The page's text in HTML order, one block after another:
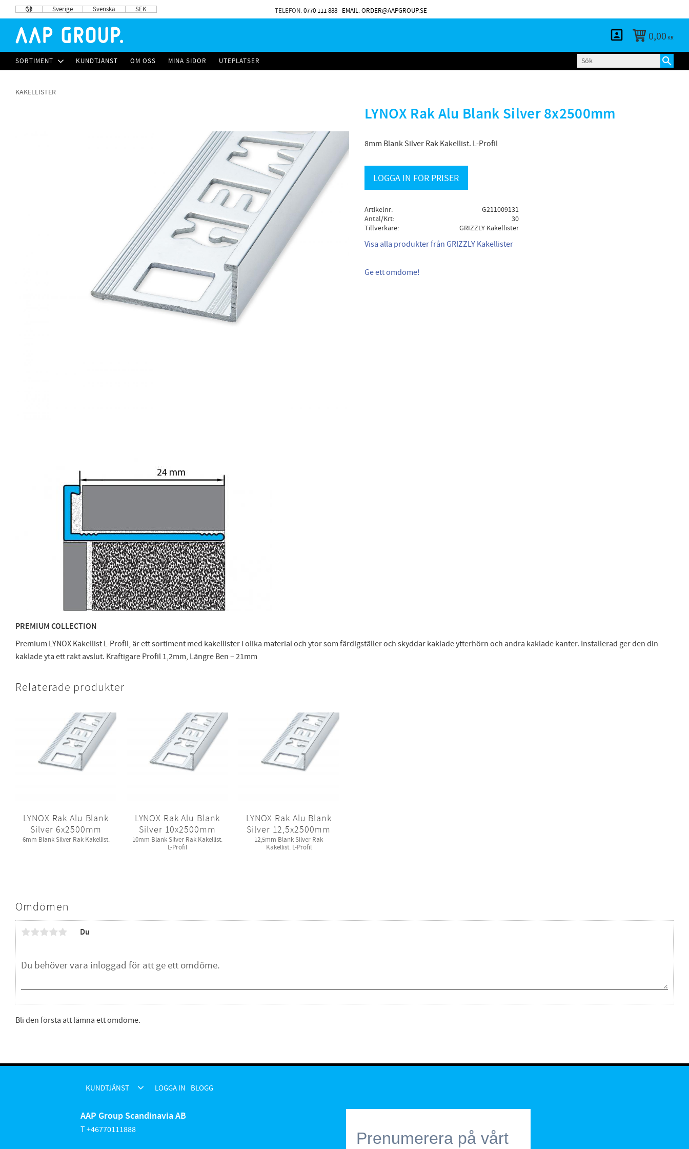
Sverige Svenska SEK TELEFON:0770 111 888 EMAIL: ORDER@AAPGROUP.SE
0,00 KR
SORTIMENT KUNDTJÄNST OM OSS MINA SIDOR UTEPLATSER
KAKELLISTER
LYNOX Rak Alu Blank Silver 8x2500mm
8mm Blank Silver Rak Kakellist. L-Profil
LOGGA IN FÖR PRISER
Artikelnr
G211009131
Antal/Krt
30
Tillverkare
GRIZZLY Kakellister
Visa alla produkter från GRIZZLY Kakellister
Ge ett omdöme!
PREMIUM COLLECTION
Premium LYNOX Kakellist L-Profil, är ett sortiment med kakellister i olika material och ytor som färdigställer och skyddar kaklade ytterhörn och andra kaklade kanter. Installerad ger den din
kaklade yta ett rakt avslut. Kraftigare Profil 1,2mm, Längre Ben – 21mm
Omdömen
Du
Bli den första att lämna ett omdöme.
Relaterade produkter
LYNOX Rak Alu Blank
Silver 6x2500mm
6mm Blank Silver Rak Kakellist.
LYNOX Rak Alu Blank
Silver 10x2500mm
10mm Blank Silver Rak Kakellist.
L-Profil
LYNOX Rak Alu Blank
Silver 12,5x2500mm
12,5mm Blank Silver Rak
Kakellist. L-Profil
KUNDTJÄNST LOGGA IN BLOGG
AAP Group Scandinavia AB
T +46770111888